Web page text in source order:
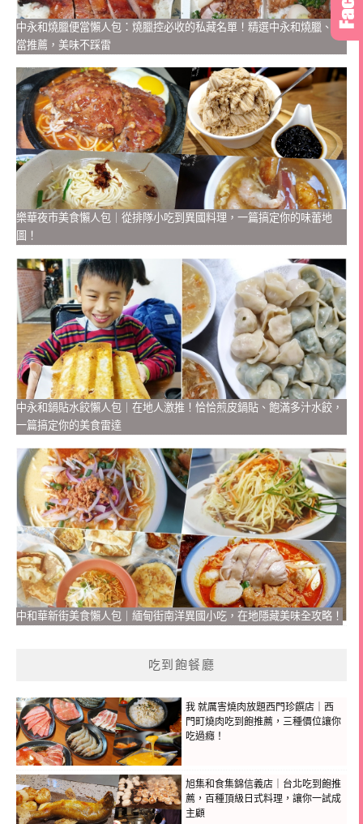
中永和燒臘便當懶人包：燒臘控必收的私藏名單！精選中永和燒臘、便
當推薦，美味不踩雷
樂華夜市美食懶人包｜從排隊小吃到異國料理，一篇搞定你的味蕾地
圖！
中永和鍋貼水餃懶人包｜在地人激推！恰恰煎皮鍋貼、飽滿多汁水餃，
一篇搞定你的美食雷達
中和華新街美食懶人包｜緬甸街南洋異國小吃，在地隱藏美味全攻略！
吃到飽餐廳
我 就厲害燒肉放題西門珍饌店｜西
門町燒肉吃到飽推薦，三種價位讓你
吃過癮！
旭集和食集錦信義店｜台北吃到飽推
薦，百種頂級日式料理，讓你一試成
主顧